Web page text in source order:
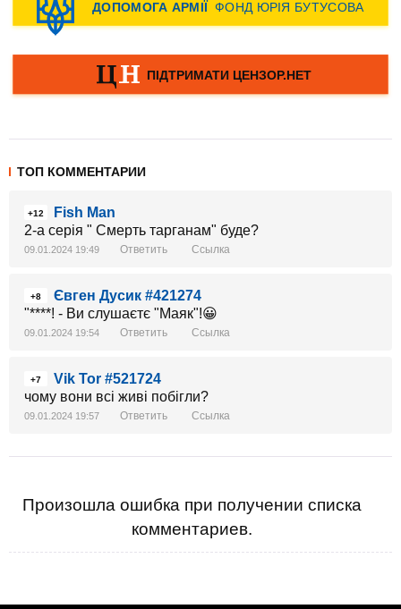
ТОП КОММЕНТАРИИ
+12
Fish Man
2-а серія " Смерть тарганам" буде?
09.01.2024 19:49 Ответить Ссылка
+8
Євген Дусик #421274
"****! - Ви слушаєтє "Маяк"!😀
09.01.2024 19:54 Ответить Ссылка
+7
Vik Tor #521724
чому вони всі живі побігли?
09.01.2024 19:57 Ответить Ссылка
Произошла ошибка при получении списка
комментариев.